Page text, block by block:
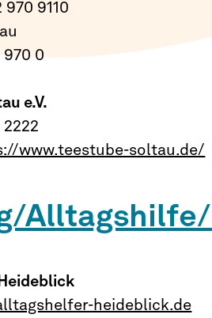
9110
970 0
e.V.
2222
www.teestube-soltau.de/
heideblick.de